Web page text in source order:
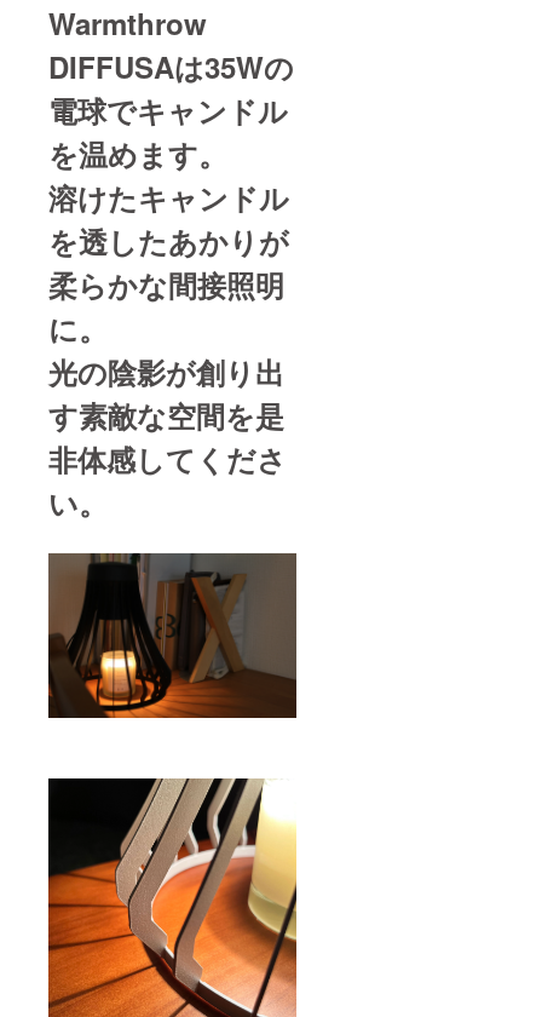
Warmthrow
DIFFUSAは35Wの
電球でキャンドル
を温めます。
溶けたキャンドル
を透したあかりが
柔らかな間接照明
に。
光の陰影が創り出
す素敵な空間を是
非体感してくださ
い。